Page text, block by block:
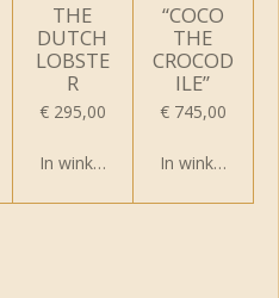
THE
DUTCH
LOBSTE
R
€ 295,00
In winkelwagen
“COCO
THE
CROCOD
ILE”
€ 745,00
In winkelwagen